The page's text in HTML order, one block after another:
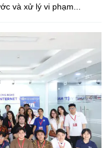
và xử lý vi phạm...